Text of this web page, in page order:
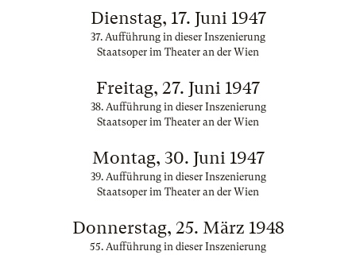
Dienstag, 17. Juni 1947
37. Aufführung in dieser Inszenierung
Staatsoper im Theater an der Wien
Freitag, 27. Juni 1947
38. Aufführung in dieser Inszenierung
Staatsoper im Theater an der Wien
Montag, 30. Juni 1947
39. Aufführung in dieser Inszenierung
Staatsoper im Theater an der Wien
Donnerstag, 25. März 1948
55. Aufführung in dieser Inszenierung